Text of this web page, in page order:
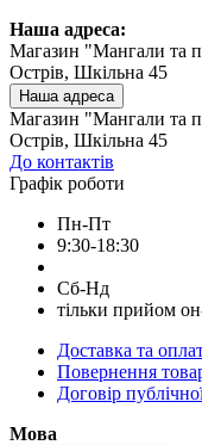
Наша адреса:
Магазин "Мангали та
Острів, Шкільна 45
Наша адреса
Магазин "Мангали та
Острів, Шкільна 45
До контактів
Графік роботи
Пн-Пт
9:30-18:30
Сб-Нд
тільки прийом
Доставка та
Повернення
Договір
Мова